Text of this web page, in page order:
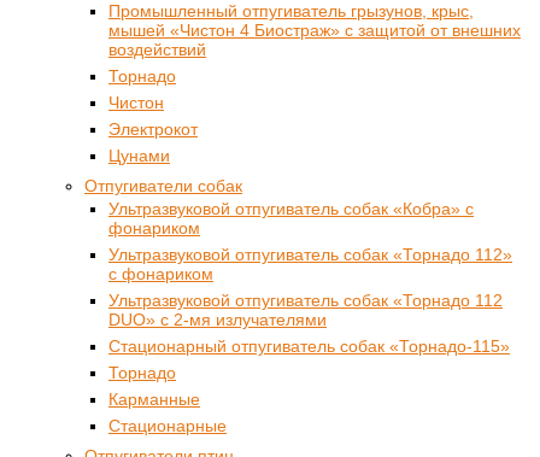
Промышленный отпугиватель грызунов, крыс,
мышей «Чистон 4 Биостраж» с защитой от внешних
воздействий
Торнадо
Чистон
Электрокот
Цунами
Отпугиватели собак
Ультразвуковой отпугиватель собак «Кобра» с
фонариком
Ультразвуковой отпугиватель собак «Торнадо 112»
с фонариком
Ультразвуковой отпугиватель собак «Торнадо 112
DUO» с 2-мя излучателями
Стационарный отпугиватель собак «Торнадо-115»
Торнадо
Карманные
Стационарные